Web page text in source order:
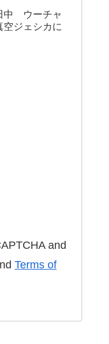
中 ウーチャ
空ジェシカに
and
Terms of